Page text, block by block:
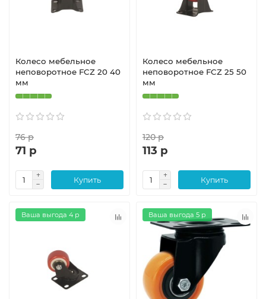
Колесо мебельное
неповоротное FCZ 20 40
мм
76 р
71 р
Купить
Колесо мебельное
неповоротное FCZ 25 50
мм
120 р
113 р
Купить
Ваша выгода 4 р Ваша выгода 5 р